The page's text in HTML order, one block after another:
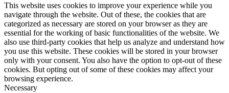
This website uses cookies to improve your experience while you
navigate through the website. Out of these, the cookies that are
categorized as necessary are stored on your browser as they are
essential for the working of basic functionalities of the website. We
also use third-party cookies that help us analyze and understand how
you use this website. These cookies will be stored in your browser
only with your consent. You also have the option to opt-out of these
cookies. But opting out of some of these cookies may affect your
browsing experience.
Necessary